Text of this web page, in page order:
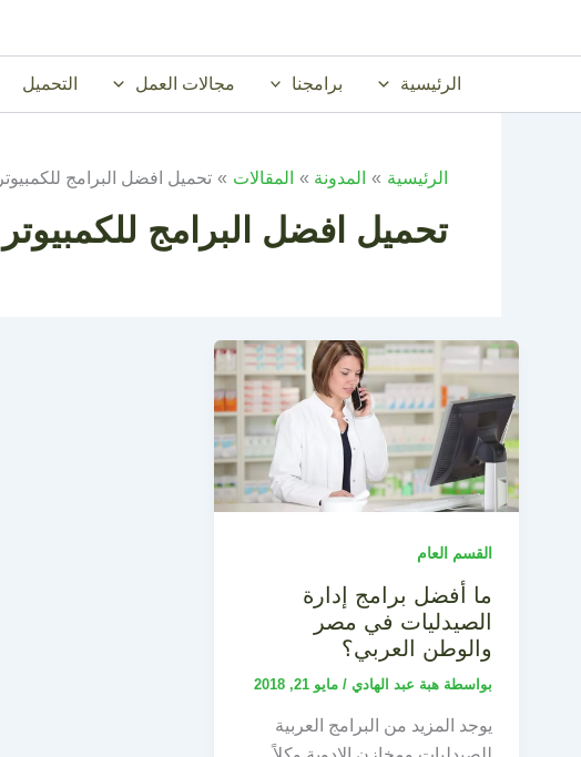
الرئيسية برامجنا مجالات العمل التحميل
الرئيسية المدونة المقالات تحميل افضل البرامج للكمبيوتر
تحميل افضل البرامج للكمبيوتر
القسم العام
ما أفضل برامج إدارة
الصيدليات في مصر
والوطن العربي؟
بواسطة هبة عبد الهادي / مايو 21, 2018
يوجد المزيد من البرامج العربية